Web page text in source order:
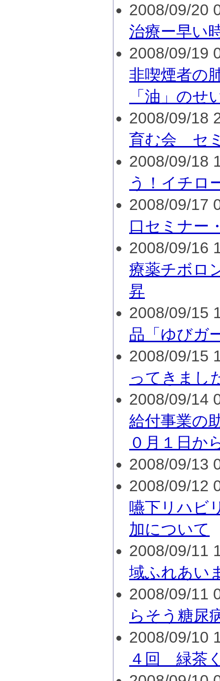
2008/09/20
治療ー早い
2008/09/19
非喫煙者の
「油」のせ
2008/09/18
育む会 セ
2008/09/18
う！イチロ
2008/09/17
口セミナー
2008/09/16
療薬チボロ
昇
2008/09/15
品「ゆびガ
2008/09/15
ってきまし
2008/09/14
給付事業の
０月１日か
2008/09/13
2008/09/12
嚥下リハビ
加について
2008/09/11
域ふれあい
2008/09/11
らそう糖尿
2008/09/10
４回 緑茶